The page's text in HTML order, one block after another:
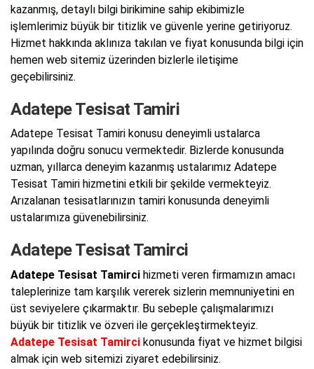
kazanmış, detaylı bilgi birikimine sahip ekibimizle
işlemlerimiz büyük bir titizlik ve güvenle yerine getiriyoruz.
Hizmet hakkında aklınıza takılan ve fiyat konusunda bilgi için
hemen web sitemiz üzerinden bizlerle iletişime
geçebilirsiniz.
Adatepe Tesisat Tamiri
Adatepe Tesisat Tamiri konusu deneyimli ustalarca
yapılında doğru sonucu vermektedir. Bizlerde konusunda
uzman, yıllarca deneyim kazanmış ustalarımız Adatepe
Tesisat Tamiri hizmetini etkili bir şekilde vermekteyiz.
Arızalanan tesisatlarınızın tamiri konusunda deneyimli
ustalarımıza güvenebilirsiniz.
Adatepe Tesisat Tamirci
Adatepe Tesisat Tamirci hizmeti veren firmamızın amacı
taleplerinize tam karşılık vererek sizlerin memnuniyetini en
üst seviyelere çıkarmaktır. Bu sebeple çalışmalarımızı
büyük bir titizlik ve özveri ile gerçekleştirmekteyiz.
Adatepe Tesisat Tamirci konusunda fiyat ve hizmet bilgisi
almak için web sitemizi ziyaret edebilirsiniz.